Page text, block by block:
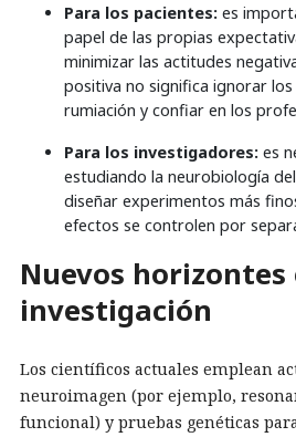
Para los pacientes: es
papel de las propias
minimizar las actitudes
positiva no significa ignorar
rumiación y confiar en los
Para los investigadores: es
estudiando la neurobiología
diseñar experimentos más
efectos se controlen por
Nuevos horizontes
investigación
Los científicos actuales emplean
neuroimagen (por ejemplo,
funcional) y pruebas genéticas